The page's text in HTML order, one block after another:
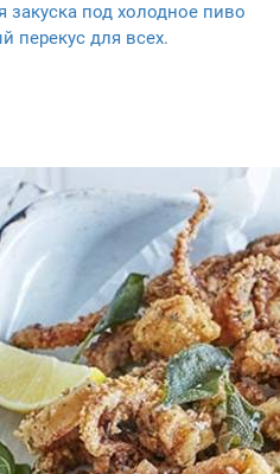
закуска под холодное пиво
перекус для всех.